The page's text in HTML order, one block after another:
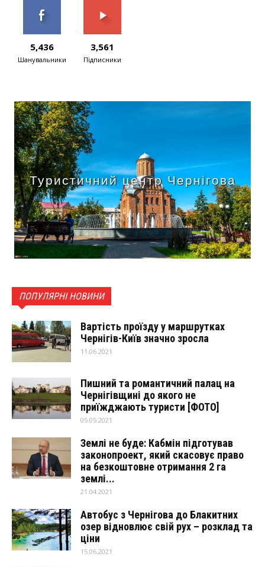
5,436
Шанувальники
3,561
Підписники
Туристичний центр Чернігова
ПОПУЛЯРНІ НОВИНИ
Вартість проїзду у маршрутках
Чернігів-Київ значно зросла
11.06.2021
Пишний та романтичний палац на
Чернігівщині до якого не
приїжджають туристи [ФОТО]
05.05.2021
Землі не буде: Кабмін підготував
законопроект, який скасовує право
на безкоштовне отримання 2 га
землі...
21.04.2021
Автобус з Чернігова до Блакитних
озер відновлює свій рух – розклад та
ціни
15.06.2021